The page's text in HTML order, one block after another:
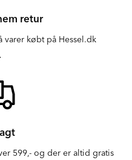
retur
varer købt på Hessel.dk
599,- og der er altid gratis